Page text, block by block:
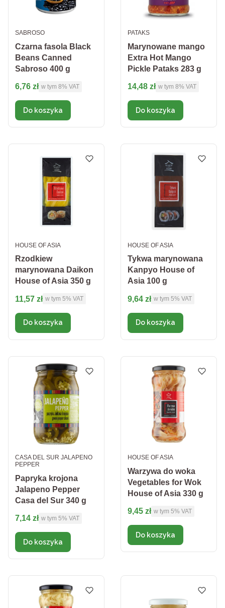
Czarna fasola Black
Beans Canned
Sabroso 400 g
PRODUCENT
SABROSO
Cena brutto
6,76 zł w tym %s VAT
w tym 8% VAT
Do koszyka
Marynowane mango
Extra Hot Mango
Pickle Pataks 283 g
PRODUCENT
PATAKS
Cena brutto
14,48 zł w tym %s VAT
w tym 8% VAT
Do koszyka
Rzodkiew
marynowana Daikon
House of Asia 350 g
PRODUCENT
HOUSE OF ASIA
Cena brutto
11,57 zł w tym %s VAT
w tym 5% VAT
Do koszyka
Tykwa marynowana
Kanpyo House of
Asia 100 g
PRODUCENT
HOUSE OF ASIA
Cena brutto
9,64 zł w tym %s VAT
w tym 5% VAT
Do koszyka
Papryka krojona
Jalapeno Pepper
Casa del Sur 340 g
PRODUCENT
CASA DEL SUR JALAPENO
PEPPER
Cena brutto
7,14 zł w tym %s VAT
w tym 5% VAT
Do koszyka
Warzywa do woka
Vegetables for Wok
House of Asia 330 g
PRODUCENT
HOUSE OF ASIA
Cena brutto
9,45 zł w tym %s VAT
w tym 5% VAT
Do koszyka